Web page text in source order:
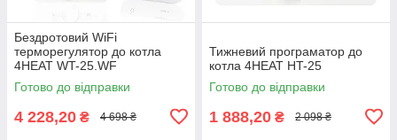
Бездротовий WiFi
терморегулятор до котла
4HEAT WT-25.WF
Готово до відправки
4 228,20 ₴ 4 698 ₴
Тижневий програматор до
котла 4HEAT HT-25
Готово до відправки
1 888,20 ₴ 2 098 ₴